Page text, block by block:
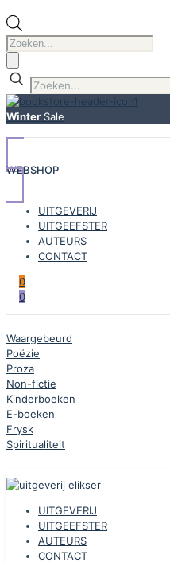
Producten
zoeken
Winter Sale
WEBSHOP
UITGEVERIJ
UITGEEFSTER
AUTEURS
CONTACT
0
0
Waargebeurd
Poëzie
Proza
Non-fictie
Kinderboeken
E-boeken
Frysk
Spiritualiteit
UITGEVERIJ
UITGEEFSTER
AUTEURS
CONTACT